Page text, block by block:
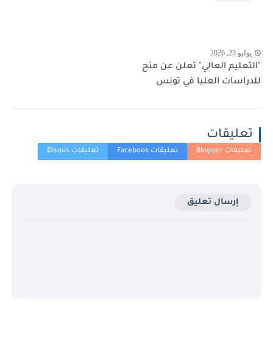
يوليو 23, 2026
"التعليم العالي" تعلن عن منح
للدراسات العليا في تونس
تعليقات
إرسال تعليق